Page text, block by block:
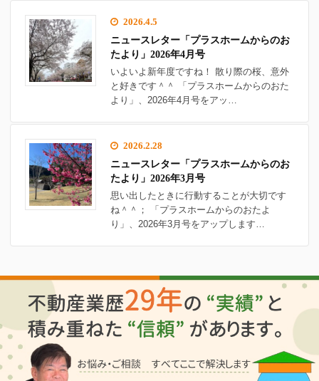
2026.4.5
ニュースレター「プラスホームからのお
たより」2026年4月号
いよいよ新年度ですね！ 散り際の桜、意外
と好きです＾＾ 「プラスホームからのおた
より」、2026年4月号をアッ…
2026.2.28
ニュースレター「プラスホームからのお
たより」2026年3月号
思い出したときに行動することが大切です
ね＾＾； 「プラスホームからのおたよ
り」、2026年3月号をアップします…